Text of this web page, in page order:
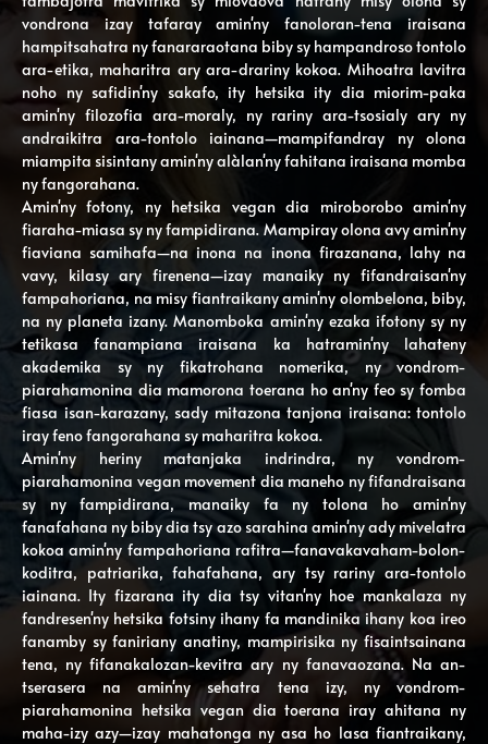
vondrona izay tafaray amin'ny fanoloran-tena iraisana
hampitsahatra ny fanararaotana biby sy hampandroso tontolo
ara-etika, maharitra ary ara-drariny kokoa. Mihoatra lavitra
noho ny safidin'ny sakafo, ity hetsika ity dia miorim-paka
amin'ny filozofia ara-moraly, ny rariny ara-tsosialy ary ny
andraikitra ara-tontolo iainana—mampifandray ny olona
miampita sisintany amin'ny alàlan'ny fahitana iraisana momba
ny fangorahana.
Amin'ny fotony, ny hetsika vegan dia miroborobo amin'ny
fiaraha-miasa sy ny fampidirana. Mampiray olona avy amin'ny
fiaviana samihafa—na inona na inona firazanana, lahy na
vavy, kilasy ary firenena—izay manaiky ny fifandraisan'ny
fampahoriana, na misy fiantraikany amin'ny olombelona, ​​​​biby,
na ny planeta izany. Manomboka amin'ny ezaka ifotony sy ny
tetikasa fanampiana iraisana ka hatramin'ny lahateny
akademika sy ny fikatrohana nomerika, ny vondrom-
piarahamonina dia mamorona toerana ho an'ny feo sy fomba
fiasa isan-karazany, sady mitazona tanjona iraisana: tontolo
iray feno fangorahana sy maharitra kokoa.
Amin'ny heriny matanjaka indrindra, ny vondrom-
piarahamonina vegan movement dia maneho ny fifandraisana
sy ny fampidirana, manaiky fa ny tolona ho amin'ny
fanafahana ny biby dia tsy azo sarahina amin'ny ady mivelatra
kokoa amin'ny fampahoriana rafitra—fanavakavaham-bolon-
koditra, patriarika, fahafahana, ary tsy rariny ara-tontolo
iainana. Ity fizarana ity dia tsy vitan'ny hoe mankalaza ny
fandresen'ny hetsika fotsiny ihany fa mandinika ihany koa ireo
fanamby sy faniriany anatiny, mampirisika ny fisaintsainana
tena, ny fifanakalozan-kevitra ary ny fanavaozana. Na an-
tserasera na amin'ny sehatra tena izy, ny vondrom-
piarahamonina hetsika vegan dia toerana iray ahitana ny
maha-izy azy—izay mahatonga ny asa ho lasa fiantraikany,